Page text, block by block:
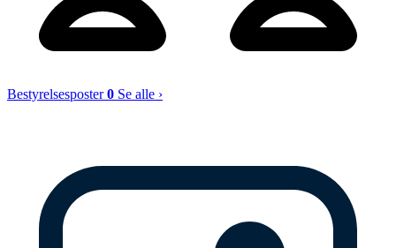
Bestyrelsesposter0 Se alle ›